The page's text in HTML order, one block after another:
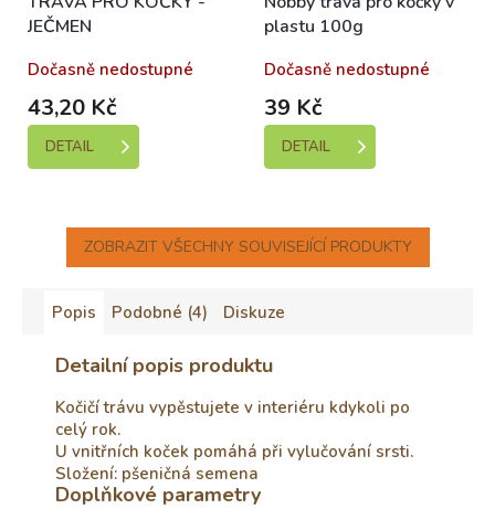
JEČMEN
Dočasně nedostupné
43,20 Kč
DETAIL
plastu 100g
Dočasně nedostupné
39 Kč
DETAIL
ZOBRAZIT VŠECHNY SOUVISEJÍCÍ PRODUKTY
Popis Podobné (4) Diskuze
Detailní popis produktu
Kočičí trávu vypěstujete v interiéru kdykoli po
celý rok.
U vnitřních koček pomáhá při vylučování srsti.
Složení: pšeničná semena
Doplňkové parametry